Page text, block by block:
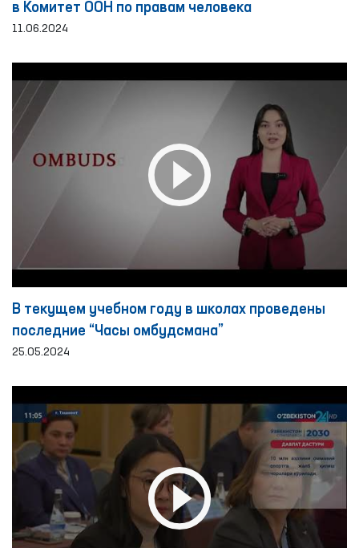
в Комитет ООН по правам человека
11.06.2024
В текущем учебном году в школах проведены
последние “Часы омбудсмана”
25.05.2024